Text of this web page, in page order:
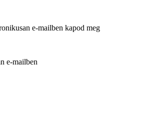
e-mailben kapod meg
e-mailben